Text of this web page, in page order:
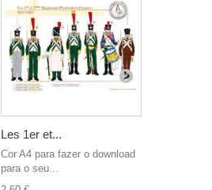
Les 1er et...
Cor A4 para fazer o download
para o seu...